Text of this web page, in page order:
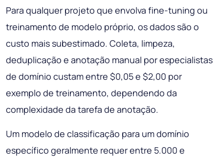
Para qualquer projeto que envolva fine-tuning ou
treinamento de modelo próprio, os dados são o
custo mais subestimado. Coleta, limpeza,
deduplicação e anotação manual por especialistas
de domínio custam entre $0,05 e $2,00 por
exemplo de treinamento, dependendo da
complexidade da tarefa de anotação.
Um modelo de classificação para um domínio
específico geralmente requer entre 5.000 e